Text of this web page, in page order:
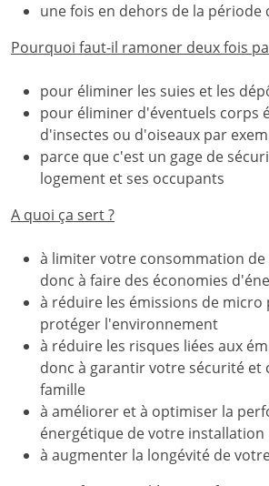
une fois en dehors de la
Pourquoi faut-il ramoner deux fois
pour éliminer les suies et les
pour éliminer d'éventuels corps
d'insectes ou d'oiseaux par
parce que c'est un gage de
logement et ses occupants
A quoi ça sert ?
à limiter votre consommation de
donc à faire des économies
à réduire les émissions de micro
protéger l'environnement
à réduire les risques liées aux
donc à garantir votre sécurité et
famille
à améliorer et à optimiser la
énergétique de votre installation
à augmenter la longévité de